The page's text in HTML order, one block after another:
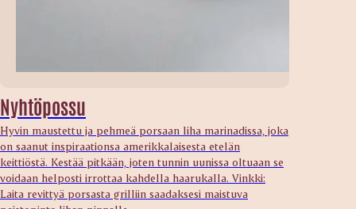
Nyhtöpossu
Hyvin maustettu ja pehmeä porsaan liha marinadissa, joka
on saanut inspiraationsa amerikkalaisesta etelän
keittiöstä. Kestää pitkään, joten tunnin uunissa oltuaan se
voidaan helposti irrottaa kahdella haarukalla. Vinkki:
Laita revittyä porsasta grilliin saadaksesi maistuva